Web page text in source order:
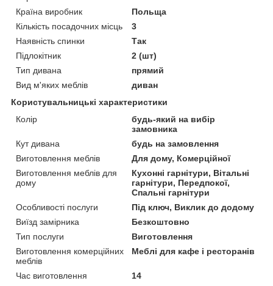
Країна виробник
Польща
Кількість посадочних місць
3
Наявність спинки
Так
Підлокітник
2 (шт)
Тип дивана
прямий
Вид м'яких меблів
диван
Користувальницькі характеристики
Колір
будь-який на вибір
замовника
Кут дивана
будь на замовлення
Виготовлення меблів
Для дому, Комерційної
Виготовлення меблів для
дому
Кухонні гарнітури, Вітальні
гарнітури, Передпокої,
Спальні гарнітури
Особливості послуги
Під ключ, Виклик до додому
Виїзд замірника
Безкоштовно
Тип послуги
Виготовлення
Виготовлення комерційних
меблів
Меблі для кафе і ресторанів
Час виготовлення 14